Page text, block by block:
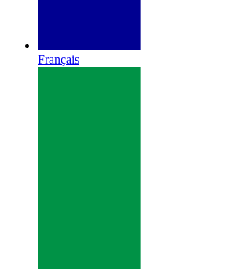
Français